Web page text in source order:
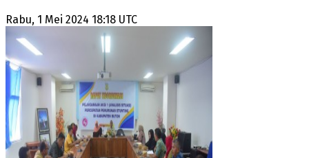
Rabu, 1 Mei 2024 18:18 UTC